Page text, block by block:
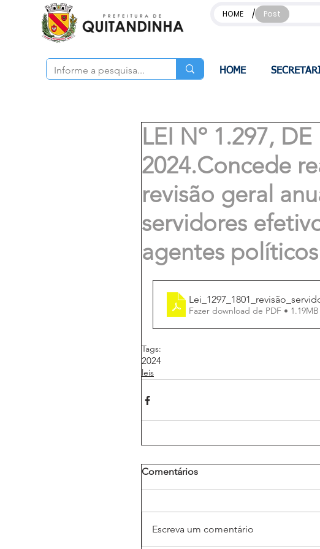
HOME / Post
HOME
LEI Nº 1.297,
2024.Concede
revisão geral
servidores
agentes
Fazer download de PDF • 1.19MB
Tags:
2024
leis
Comentários
Escreva um comentário